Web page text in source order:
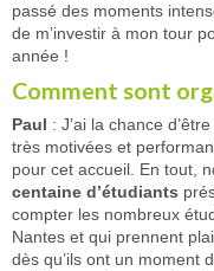
passé des moments
de m’investir à mon tour
année !
Comment sont
Paul : J’ai la chance
très motivées et
pour cet accueil. En tout,
centaine d’étudiants
compter les nombreux
Nantes et qui prennent
dès qu’ils ont un moment